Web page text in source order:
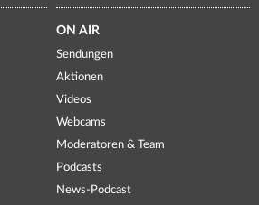
ON AIR
Sendungen
Aktionen
Videos
Webcams
Moderatoren & Team
Podcasts
News-Podcast